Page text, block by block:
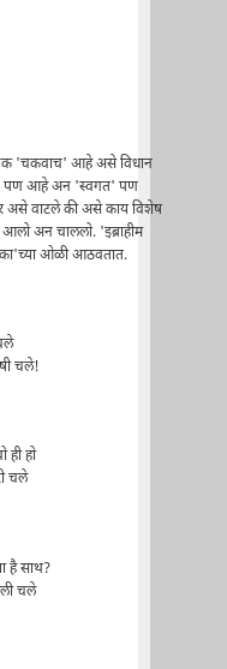
'चकवाच' आहे असे विधान
पण आहे अन 'स्वगत' पण
असे वाटले की असे काय विशेष
आलो अन चाललो. 'इब्राहीम
ओळी आठवतात.
चले!
ही हो
चले
है साथ?
चले